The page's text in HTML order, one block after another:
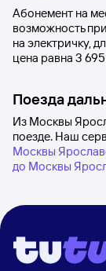
Абонемент на
возможность
на электричку,
цена равна 3
Поезда
Из Москвы
поезде. Наш
Москвы
до Москвы